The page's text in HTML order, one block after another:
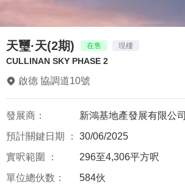
天璽·天(2期) 在售 現樓
CULLINAN SKY PHASE 2
啟德 協調道10號
預計關鍵日期 ： 30/06/2025
單位總伙数： 584伙
實呎範圍 ： 296至4,306平方呎
發展商： 新鴻基地產發展有限公司